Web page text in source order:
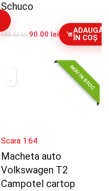
Schuco
100.00lei 90.00 lei
ADAUGĂ
ÎN COȘ
NOU IN STOC
Scara 1:64
Macheta auto
Volkswagen T2
Campotel cartop